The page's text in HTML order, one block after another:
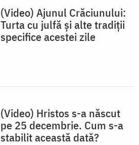
(Video) Ajunul Crăciunului:
Turta cu julfă și alte tradiții
specifice acestei zile
(Video) Hristos s-a născut
pe 25 decembrie. Cum s-a
stabilit această dată?